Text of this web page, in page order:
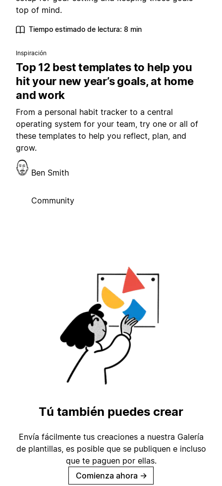
top of mind.
Tiempo estimado de lectura: 8 min
Inspiración
Top 12 best templates to help you
hit your new year’s goals, at home
and work
From a personal habit tracker to a central
operating system for your team, try one or all of
these templates to help you reflect, plan, and
grow.
Ben Smith
Community
Tú también puedes crear
Envía fácilmente tus creaciones a nuestra Galería
de plantillas, es posible que se publiquen e incluso
que te paguen por ellas.
Comienza ahora →